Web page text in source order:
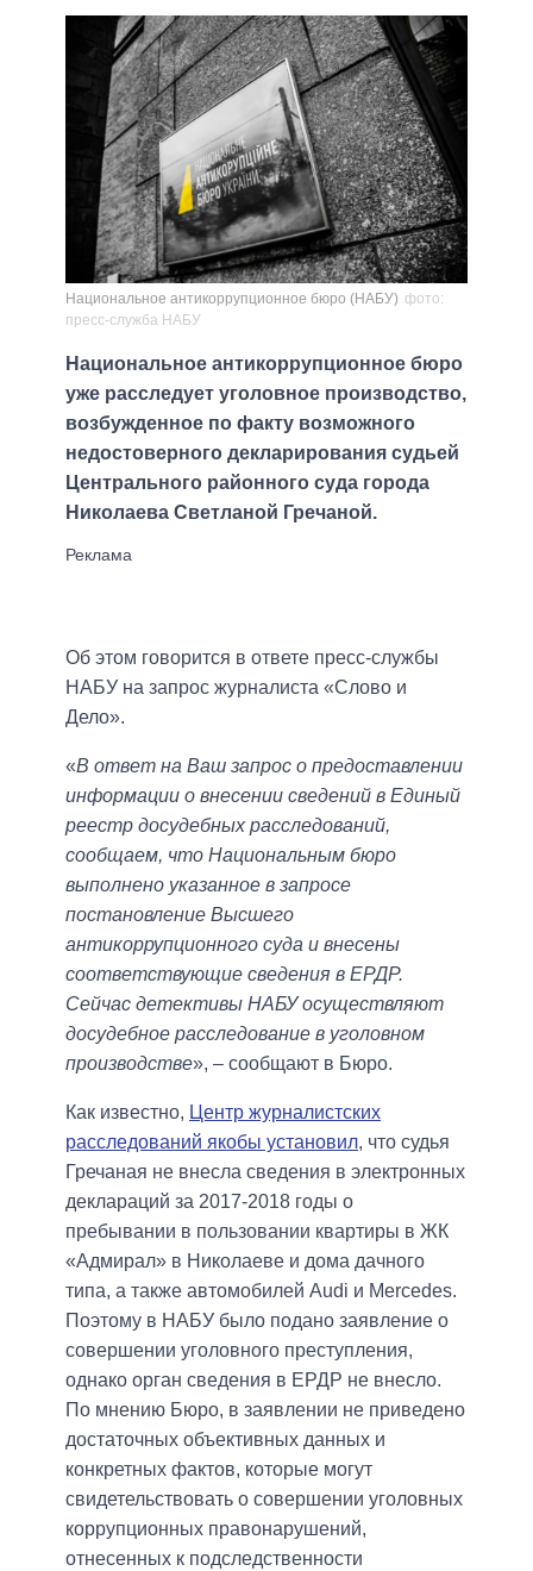
Национальное антикоррупционное бюро (НАБУ) фото:
пресс-служба НАБУ
Национальное антикоррупционное бюро
уже расследует уголовное производство,
возбужденное по факту возможного
недостоверного декларирования судьей
Центрального районного суда города
Николаева Светланой Гречаной.
Об этом говорится в ответе пресс-службы
НАБУ на запрос журналиста «Слово и
Дело».
«В ответ на Ваш запрос о предоставлении
информации о внесении сведений в Единый
реестр досудебных расследований,
сообщаем, что Национальным бюро
выполнено указанное в запросе
постановление Высшего
антикоррупционного суда и внесены
соответствующие сведения в ЕРДР.
Сейчас детективы НАБУ осуществляют
досудебное расследование в уголовном
производстве», – сообщают в Бюро.
Как известно, Центр журналистских
расследований якобы установил, что судья
Гречаная не внесла сведения в электронных
деклараций за 2017-2018 годы о
пребывании в пользовании квартиры в ЖК
«Адмирал» в Николаеве и дома дачного
типа, а также автомобилей Audi и Mercedes.
Поэтому в НАБУ было подано заявление о
совершении уголовного преступления,
однако орган сведения в ЕРДР не внесло.
По мнению Бюро, в заявлении не приведено
достаточных объективных данных и
конкретных фактов, которые могут
свидетельствовать о совершении уголовных
коррупционных правонарушений,
отнесенных к подследственности